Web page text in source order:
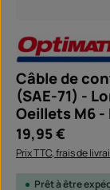
Câble de
(SAE-71) -
Oeillets M6 -
Prix régulier :
19,95 €
Prix TTC, frais de
Prêt à être